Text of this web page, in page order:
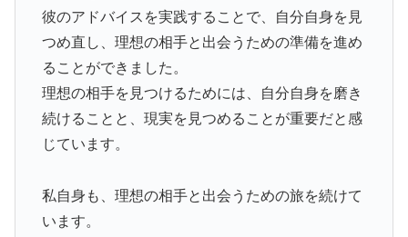
彼のアドバイスを実践することで、自分自身を見
つめ直し、理想の相手と出会うための準備を進め
ることができました。
理想の相手を見つけるためには、自分自身を磨き
続けることと、現実を見つめることが重要だと感
じています。
私自身も、理想の相手と出会うための旅を続けて
います。